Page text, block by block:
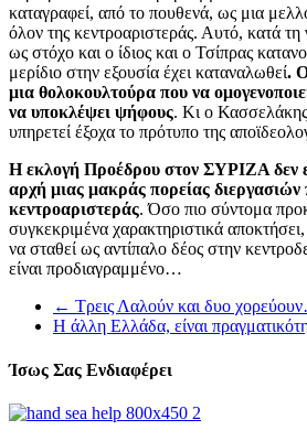
καταγραφεί, από το πουθενά, ως μια
όλον της κεντροαριστεράς. Αυτό, κατά
ως στόχο και ο ίδιος και ο Τσίπρας
μερίδιο στην εξουσία έχει καταναλωθεί.
μια θολοκουλτούρα που να
να υποκλέψει ψήφους. Κι ο
υπηρετεί έξοχα το πρότυπο της
Η εκλογή Προέδρου στον ΣΥΡΙΖΑ δεν
αρχή μιας μακράς πορείας
κεντροαριστεράς. Όσο πιο σύντομα
συγκεκριμένα χαρακτηριστικά
να σταθεί ως αντίπαλο δέος στην
είναι προδιαγραμμένο…
← Tρεις Λαλούν και δυο
Η άλλη Ελλάδα, είναι
Ίσως Σας Ενδιαφέρει